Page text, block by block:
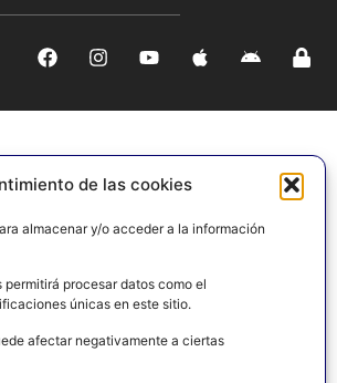
de las cookies
almacenar y/o acceder a la información
procesar datos como el
únicas en este sitio.
afectar negativamente a ciertas